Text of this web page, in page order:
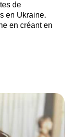
de
en Ukraine.
en créant en